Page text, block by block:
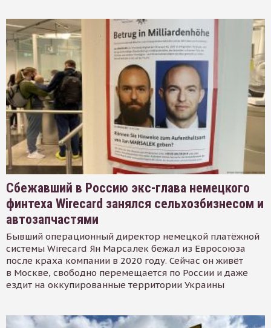
Сбежавший в Россию экс-глава немецкого
финтеха Wirecard занялся сельхозбизнесом и
автозапчастями
Бывший операционный директор немецкой платёжной
системы Wirecard Ян Марсалек бежал из Евросоюза
после краха компании в 2020 году. Сейчас он живёт
в Москве, свободно перемещается по России и даже
ездит на оккупированные территории Украины